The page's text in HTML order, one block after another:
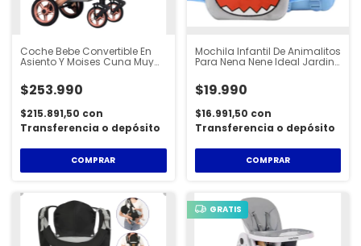
Coche Bebe Convertible En
Asiento Y Moises Cuna Muy
Tapizado De Calidad
Plegable Liviano - STL300
$253.990
$215.891,50 con
Transferencia o depósito
COMPRAR
Mochila Infantil De Animalitos
Para Nena Nene Ideal Jardin
$19.990
$16.991,50 con
Transferencia o depósito
COMPRAR
GRATIS